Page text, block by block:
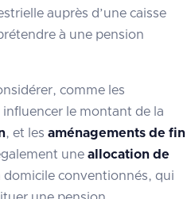
auprès d’une caisse
à une pension
comme les
le montant de la
, et les aménagements de fin
une allocation de
domicile conventionnés, qui